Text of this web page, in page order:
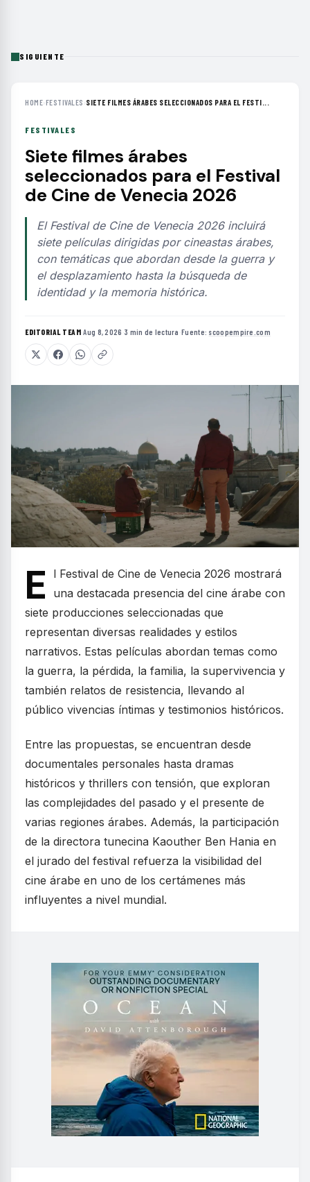
SIGUIENTE
HOME›FESTIVALES ›SIETE FILMES ÁRABES SELECCIONADOS PARA EL FESTI...
FESTIVALES
Siete filmes árabes
seleccionados para el Festival
de Cine de Venecia 2026
El Festival de Cine de Venecia 2026 incluirá
siete películas dirigidas por cineastas árabes,
con temáticas que abordan desde la guerra y
el desplazamiento hasta la búsqueda de
identidad y la memoria histórica.
EDITORIAL TEAM·Aug 8, 2026 ·3 min de lectura ·Fuente: scoopempire.com
E
l Festival de Cine de Venecia 2026 mostrará
una destacada presencia del cine árabe con
siete producciones seleccionadas que
representan diversas realidades y estilos
narrativos. Estas películas abordan temas como
la guerra, la pérdida, la familia, la supervivencia y
también relatos de resistencia, llevando al
público vivencias íntimas y testimonios históricos.
Entre las propuestas, se encuentran desde
documentales personales hasta dramas
históricos y thrillers con tensión, que exploran
las complejidades del pasado y el presente de
varias regiones árabes. Además, la participación
de la directora tunecina Kaouther Ben Hania en
el jurado del festival refuerza la visibilidad del
cine árabe en uno de los certámenes más
influyentes a nivel mundial.